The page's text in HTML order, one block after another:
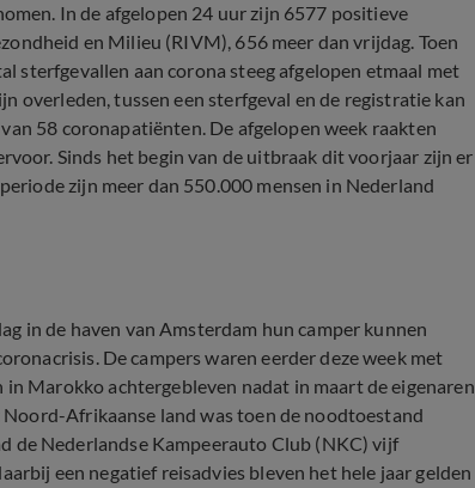
In de afgelopen 24 uur zijn 6577 positieve
en Milieu (RIVM), 656 meer dan vrijdag. Toen
sterfgevallen aan corona steeg afgelopen etmaal met
overleden, tussen een sterfgeval en de registratie kan
58 coronapatiënten. De afgelopen week raakten
Sinds het begin van de uitbraak dit voorjaar zijn er
zijn meer dan 550.000 mensen in Nederland
in de haven van Amsterdam hun camper kunnen
De campers waren eerder deze week met
Marokko achtergebleven nadat in maart de eigenaren
Afrikaanse land was toen de noodtoestand
de Nederlandse Kampeerauto Club (NKC) vijf
een negatief reisadvies bleven het hele jaar gelden